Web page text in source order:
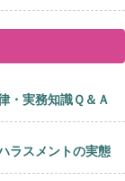
・実務知識Ｑ＆Ａ
ラスメントの実態